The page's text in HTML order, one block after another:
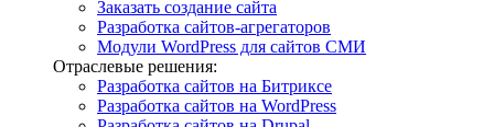
Заказать создание сайта
Разработка сайтов-агрегаторов
Модули WordPress для сайтов СМИ
Отраслевые решения:
Разработка сайтов на Битриксе
Разработка сайтов на WordPress